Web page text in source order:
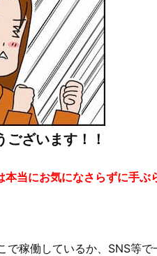
ざいます！！
当にお気になさらずに手ぶ
で稼働しているか、SNS等